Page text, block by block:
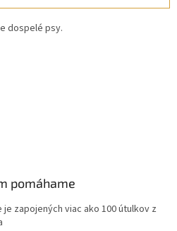
dospelé psy.
pomáhame
zapojených viac ako 100 útulkov z